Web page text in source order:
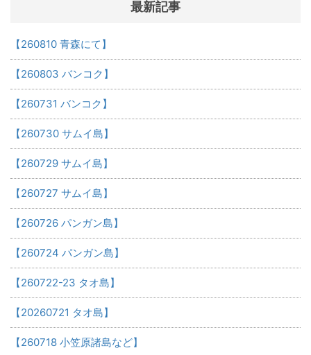
最新記事
【260810 青森にて】
【260803 バンコク】
【260731 バンコク】
【260730 サムイ島】
【260729 サムイ島】
【260727 サムイ島】
【260726 パンガン島】
【260724 パンガン島】
【260722-23 タオ島】
【20260721 タオ島】
【260718 小笠原諸島など】